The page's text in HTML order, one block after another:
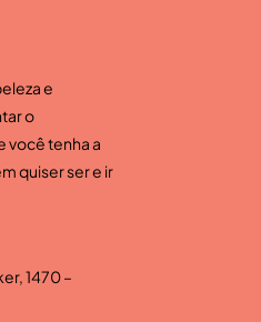
e
o
você tenha a
quiser ser e ir
1470 –